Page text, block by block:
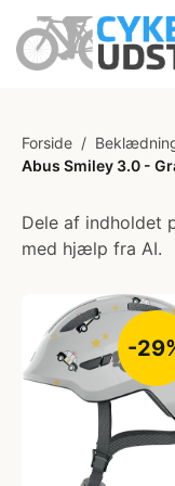
Forside /
Abus Smiley 3.0 -
Dele af indholdet
med hjælp fra AI.
-